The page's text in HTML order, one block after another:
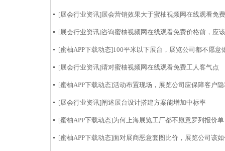
[展会行业资讯]展会营销效果大于蜜柚视频网在线观看免
[展会行业资讯]咨询蜜柚视频网在线观看免费价格前，
[蜜柚APP下载动态]100平米以下展台，展览公司都不愿意做
[展会行业资讯]请对蜜柚视频网在线观看免费工人客气点
[蜜柚APP下载动态]活动布置现场，展览公司应保障客户
[展会行业资讯]阐述展台设计搭建方案能增加中标率
[蜜柚APP下载动态]为何上海展览工厂都不愿意罗列报价单
[蜜柚APP下载动态]面对展商恶意套图比价，展览公司该